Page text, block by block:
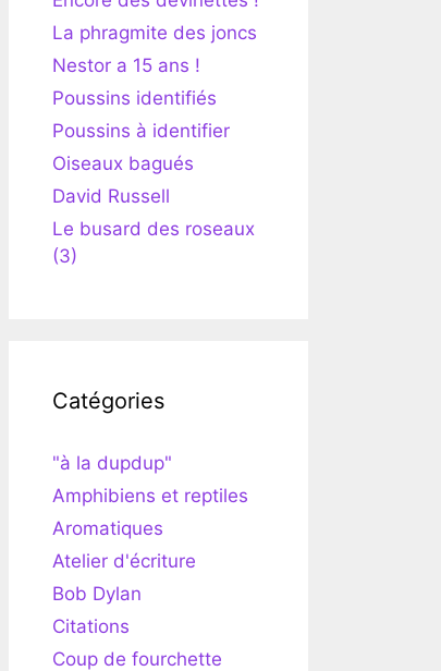
La phragmite des joncs
Nestor a 15 ans !
Poussins identifiés
Poussins à identifier
Oiseaux bagués
David Russell
Le busard des roseaux
(3)
Catégories
"à la dupdup"
Amphibiens et reptiles
Aromatiques
Atelier d'écriture
Bob Dylan
Citations
Coup de fourchette